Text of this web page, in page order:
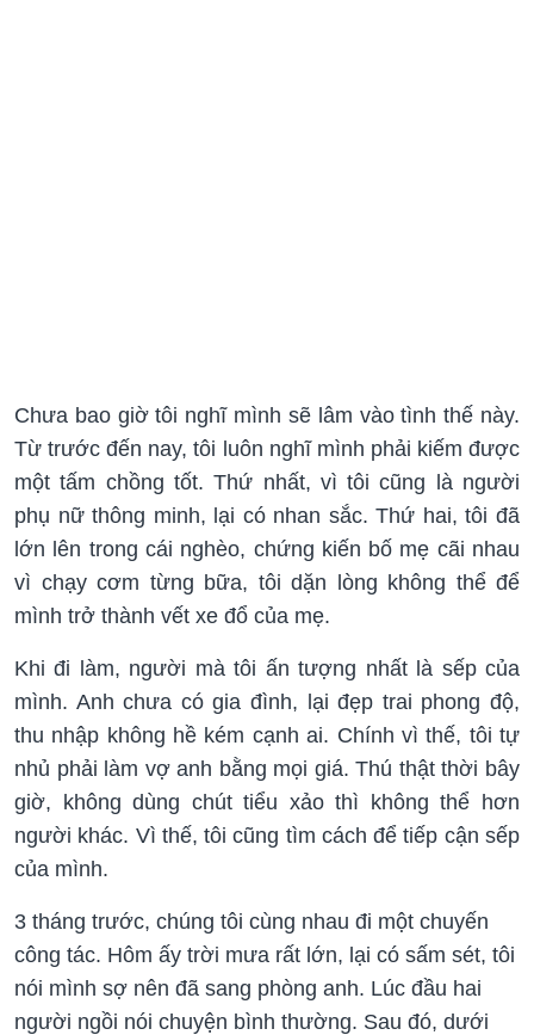
Chưa bao giờ tôi nghĩ mình sẽ lâm vào tình thế này.
Từ trước đến nay, tôi luôn nghĩ mình phải kiếm được
một tấm chồng tốt. Thứ nhất, vì tôi cũng là người
phụ nữ thông minh, lại có nhan sắc. Thứ hai, tôi đã
lớn lên trong cái nghèo, chứng kiến bố mẹ cãi nhau
vì chạy cơm từng bữa, tôi dặn lòng không thể để
mình trở thành vết xe đổ của mẹ.
Khi đi làm, người mà tôi ấn tượng nhất là sếp của
mình. Anh chưa có gia đình, lại đẹp trai phong độ,
thu nhập không hề kém cạnh ai. Chính vì thế, tôi tự
nhủ phải làm vợ anh bằng mọi giá. Thú thật thời bây
giờ, không dùng chút tiểu xảo thì không thể hơn
người khác. Vì thế, tôi cũng tìm cách để tiếp cận sếp
của mình.
3 tháng trước, chúng tôi cùng nhau đi một chuyến
công tác. Hôm ấy trời mưa rất lớn, lại có sấm sét, tôi
nói mình sợ nên đã sang phòng anh. Lúc đầu hai
người ngồi nói chuyện bình thường. Sau đó, dưới